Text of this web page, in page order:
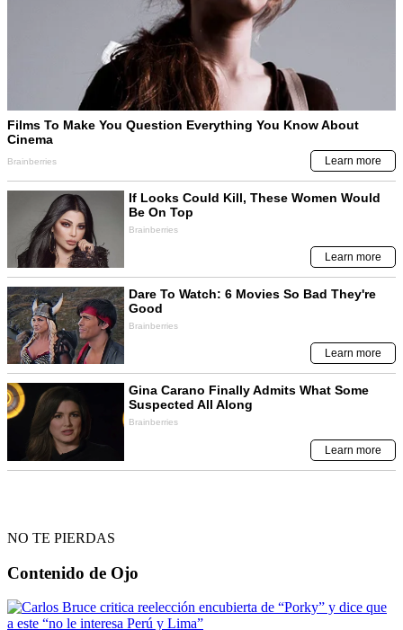
NO TE PIERDAS
Contenido de Ojo